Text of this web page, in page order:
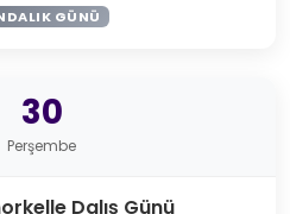
GÜNÜ
30
Perşembe
Dalış Günü